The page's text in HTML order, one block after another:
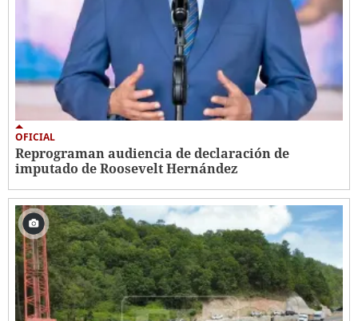
OFICIAL
Reprograman audiencia de declaración de
imputado de Roosevelt Hernández